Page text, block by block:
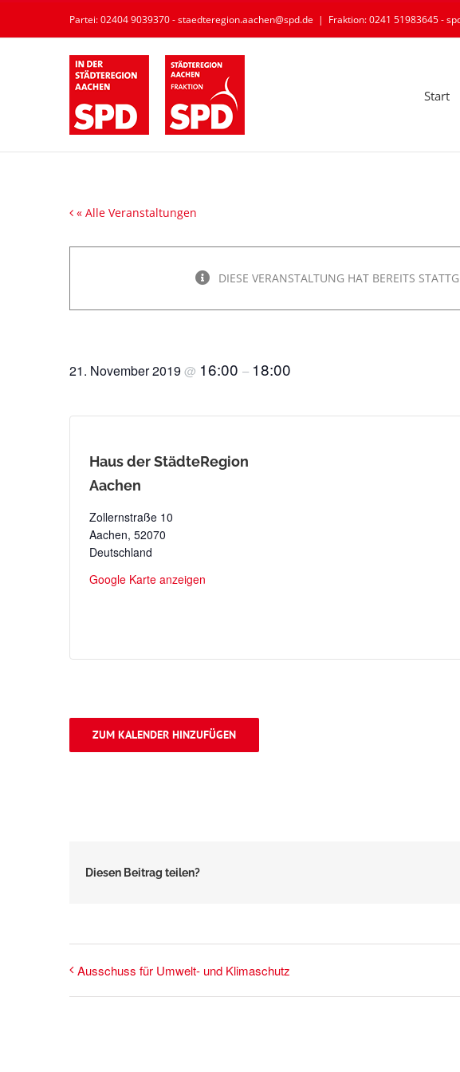
Partei: 02404 9039370 - staedteregion.aachen@spd.de | Fraktion: 0241 51983645 -
Start
« Alle Veranstaltungen
DIESE VERANSTALTUNG HAT BEREITS
21. November 2019 @ 16:00 – 18:00
Haus der StädteRegion
Aachen
Zollernstraße 10
Aachen, 52070
Deutschland
Google Karte anzeigen
ZUM KALENDER HINZUFÜGEN
Diesen Beitrag teilen?
Ausschuss für Umwelt- und Klimaschutz